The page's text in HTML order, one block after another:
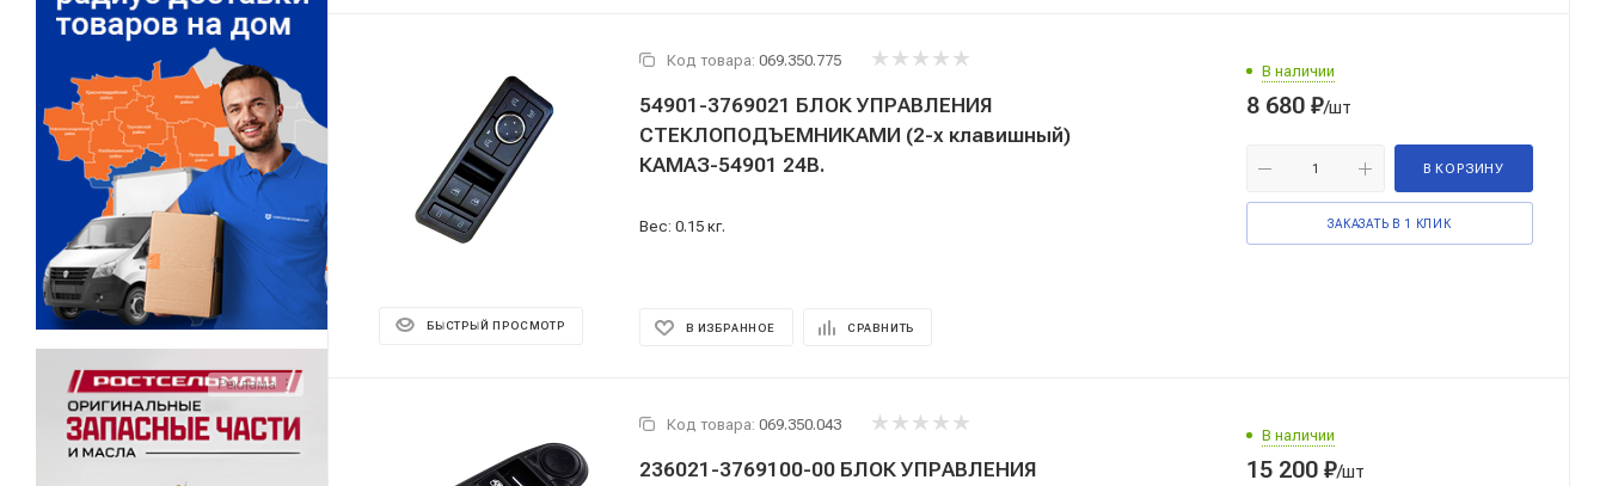
БЫСТРЫЙ ПРОСМОТР
Код товара: 069.350.775
54901-3769021 БЛОК УПРАВЛЕНИЯ
СТЕКЛОПОДЪЕМНИКАМИ (2-х клавишный)
КАМАЗ-54901 24В.
Вес: 0.15 кг.
В ИЗБРАННОЕ СРАВНИТЬ
В наличии
8 680 ₽/шт
В КОРЗИНУ
ЗАКАЗАТЬ В 1 КЛИК
Код товара: 069.350.043
236021-3769100-00 БЛОК УПРАВЛЕНИЯ
В наличии
15 200 ₽/шт
Реклама ⋮